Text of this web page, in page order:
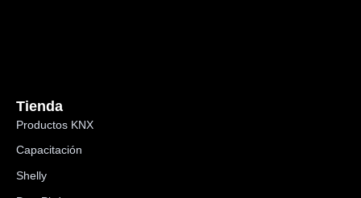
Tienda
Productos KNX
Capacitación
Shelly